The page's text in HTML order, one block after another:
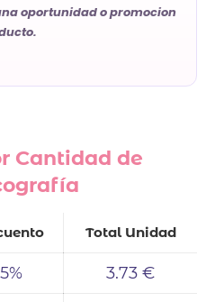
oportunidad o promocion
Cantidad de
Total Unidad
3.73 €